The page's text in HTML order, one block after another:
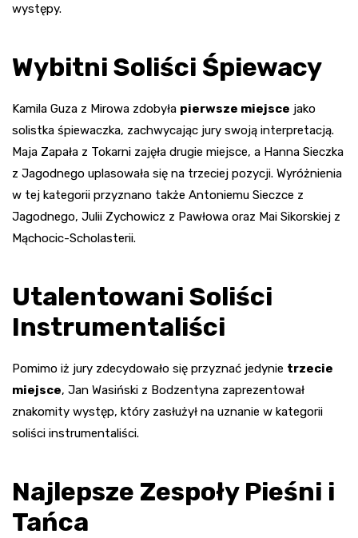
występy.
Wybitni Soliści Śpiewacy
Kamila Guza z Mirowa zdobyła pierwsze miejsce jako
solistka śpiewaczka, zachwycając jury swoją interpretacją.
Maja Zapała z Tokarni zajęła drugie miejsce, a Hanna Sieczka
z Jagodnego uplasowała się na trzeciej pozycji. Wyróżnienia
w tej kategorii przyznano także Antoniemu Sieczce z
Jagodnego, Julii Zychowicz z Pawłowa oraz Mai Sikorskiej z
Mąchocic-Scholasterii.
Utalentowani Soliści
Instrumentaliści
Pomimo iż jury zdecydowało się przyznać jedynie trzecie
miejsce, Jan Wasiński z Bodzentyna zaprezentował
znakomity występ, który zasłużył na uznanie w kategorii
soliści instrumentaliści.
Najlepsze Zespoły Pieśni i
Tańca